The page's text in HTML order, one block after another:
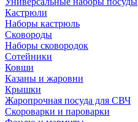
Кастрюли
Наборы кастрюль
Сковороды
Наборы сковородок
Сотейники
Ковши
Казаны и жаровни
Крышки
Жаропрочная посуда для СВЧ
Скороварки и пароварки